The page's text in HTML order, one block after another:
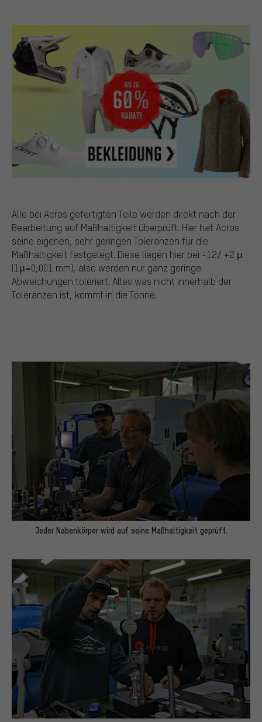
Alle bei Acros gefertigten Teile werden direkt nach der
Bearbeitung auf Maßhaltigkeit überprüft. Hier hat Acros
seine eigenen, sehr geringen Toleranzen für die
Maßhaltigkeit festgelegt. Diese liegen hier bei -12/ +2 µ
(1µ=0,001 mm), also werden nur ganz geringe
Abweichungen toleriert. Alles was nicht innerhalb der
Toleranzen ist, kommt in die Tonne.
Jeder Nabenkörper wird auf seine Maßhaltigkeit geprüft.